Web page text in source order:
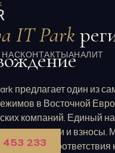
НАСКОНТАКТЫ
453 233
IT Park
предлагает один из
в Восточной
компаний. Единый
налоги и
от оценки